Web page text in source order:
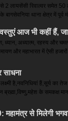
2 लायसेंसी रिवाल्वर समेत 50
बागसेवनिया थाना क्षेत्र में पूर्व
आज भी कहीं हैं,
ध्यान, अध्यात्म, रहस्य और
और महाभारत में ऐसी
है,नवनिधियां हैं,सूर्य का
ब्रह्मा,विष्णु,महेश के समकक्ष
महामंत्र से मिलेगी